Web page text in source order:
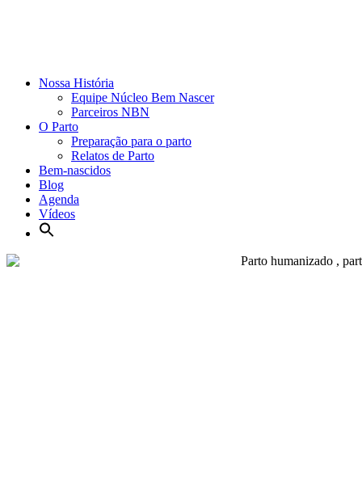
Nossa História
Equipe Núcleo Bem Nascer
Parceiros NBN
O Parto
Preparação para o parto
Relatos de Parto
Bem-nascidos
Blog
Agenda
Vídeos